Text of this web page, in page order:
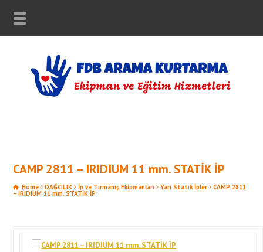
CAMP 2811 – IRIDIUM 11 mm. STATİK İP
Home DAĞCILIK İp ve Tırmanış Ekipmanları Yarı Statik İpler CAMP 2811
– IRIDIUM 11 mm. STATİK İP